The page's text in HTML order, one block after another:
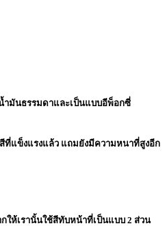
ำมันธรรมดาและเป็นแบบอีพ็อกซี่
ที่แข็งแรงแล้ว แถมยังมีความหนาที่สูงอีก
ให้เรานั้นใช้สีทับหน้าที่เป็นแบบ 2 ส่วน